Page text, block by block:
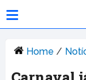
Home /